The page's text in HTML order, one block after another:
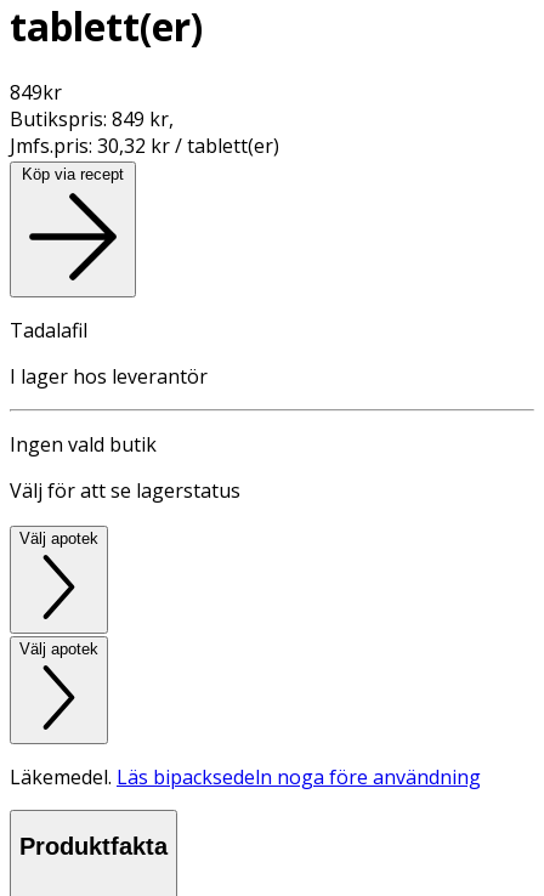
tablett(er)
849kr
Butikspris: 849 kr,
Jmfs.pris: 30,32 kr / tablett(er)
Köp via recept
Tadalafil
I lager hos leverantör
Ingen vald butik
Välj för att se lagerstatus
Välj apotek
Välj apotek
Läkemedel. Läs bipacksedeln noga före användning
Produktfakta